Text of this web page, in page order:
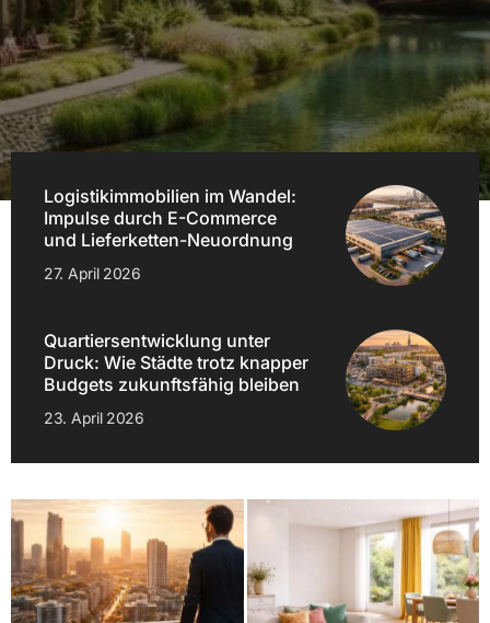
Logistikimmobilien im Wandel:
Impulse durch E-Commerce
und Lieferketten-Neuordnung
27. April 2026
Quartiersentwicklung unter
Druck: Wie Städte trotz knapper
Budgets zukunftsfähig bleiben
23. April 2026